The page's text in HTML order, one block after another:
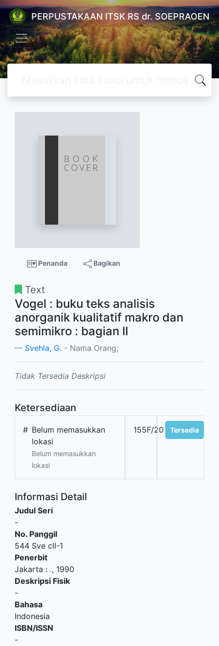
PERPUSTAKAAN ITSK RS dr. SOEPRAOEN
Penanda Bagikan
Text
Vogel : buku teks analisis
anorganik kualitatif makro dan
semimikro : bagian II
Svehla, G. - Nama Orang;
Tidak Tersedia Deskripsi
Ketersediaan
# Belum memasukkan
lokasi
Belum memasukkan
lokasi
155F/20 Tersedia
Informasi Detail
Judul Seri
-
No. Panggil
544 Sve cII-1
Penerbit
Jakarta : ., 1990
Deskripsi Fisik
-
Bahasa
Indonesia
ISBN/ISSN
-